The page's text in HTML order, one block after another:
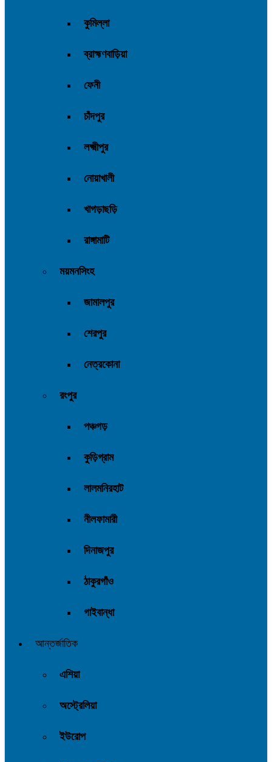
কুমিল্লা
ব্রাহ্মণবাড়িয়া
ফেনী
চাঁদপুর
লক্ষ্মীপুর
নোয়াখালী
খাগড়াছড়ি
রাঙ্গামাটি
ময়মনসিংহ
জামালপুর
শেরপুর
নেত্রকোনা
রংপুর
পঞ্চগড়
কুড়িগ্রাম
লালমনিরহাট
নীলফামারী
দিনাজপুর
ঠাকুরগাঁও
গাইবান্ধা
আন্তর্জাতিক
এশিয়া
অস্ট্রেলিয়া
ইউরোপ